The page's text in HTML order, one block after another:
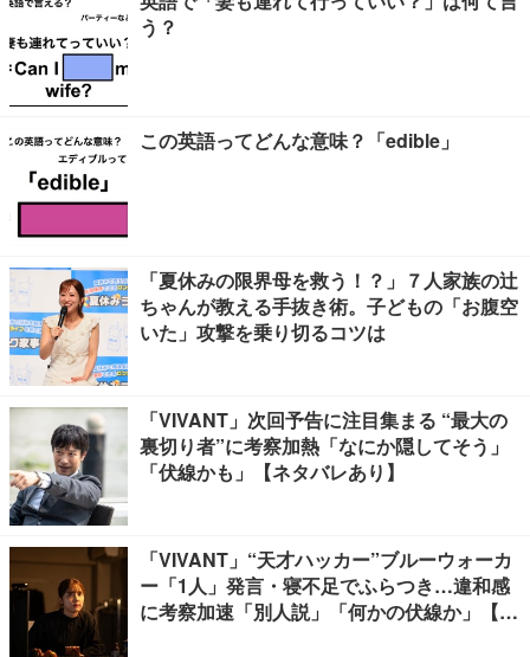
う？
この英語ってどんな意味？「edible」
「夏休みの限界母を救う！？」７人家族の辻
ちゃんが教える手抜き術。子どもの「お腹空
いた」攻撃を乗り切るコツは
「VIVANT」次回予告に注目集まる “最大の
裏切り者”に考察加熱「なにか隠してそう」
「伏線かも」【ネタバレあり】
「VIVANT」“天才ハッカー”ブルーウォーカ
ー「1人」発言・寝不足でふらつき…違和感
に考察加速「別人説」「何かの伏線か」【ネ